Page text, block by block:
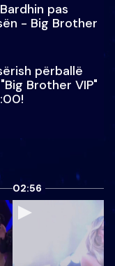
pas
- Big Brother
përballë
Brother VIP"
02:56